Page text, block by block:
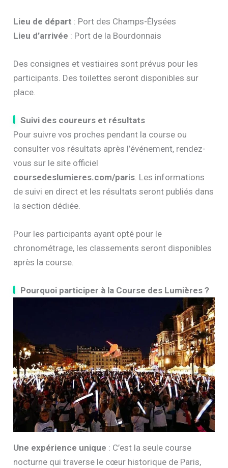
Lieu de départ : Port des Champs-Élysées
Lieu d’arrivée : Port de la Bourdonnais
Des consignes et vestiaires sont prévus pour les
participants. Des toilettes seront disponibles sur
place.
Suivi des coureurs et résultats
Pour suivre vos proches pendant la course ou
consulter vos résultats après l’événement, rendez-
vous sur le site officiel
coursedeslumieres.com/paris. Les informations
de suivi en direct et les résultats seront publiés dans
la section dédiée.
Pour les participants ayant opté pour le
chronométrage, les classements seront disponibles
après la course.
Pourquoi participer à la Course des Lumières ?
Une expérience unique : C’est la seule course
nocturne qui traverse le cœur historique de Paris,